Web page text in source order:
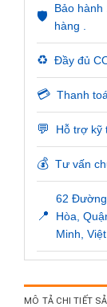
🛡️
Bảo hành
hàng .
♻️ Đầy đủ
💳 Thanh
💬 Hỗ trợ kỹ
💰 Tư vấn
📍
62
Hòa,
Minh,
MÔ TẢ CHI TIẾT